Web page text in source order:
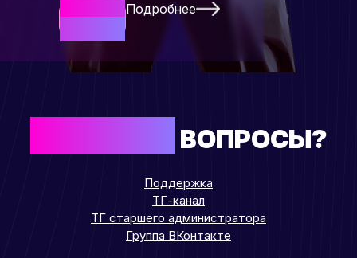
Сейчас
Подробнее
ВОПРОСЫ?
Поддержка
ТГ-канал
ТГ старшего администратора
Группа ВКонтакте